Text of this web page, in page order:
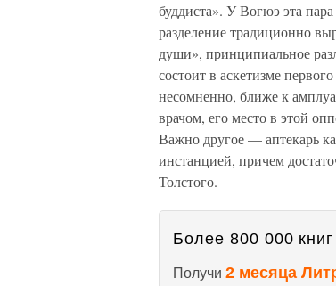
буддиста». У Вогюэ эта
разделение традиционно
души», принципиальное
состоит в аскетизме
несомненно, ближе к
врачом, его место в этой
Важно другое — аптекарь
инстанцией, причем
Толстого.
Более 800 000
Получи 2 месяца